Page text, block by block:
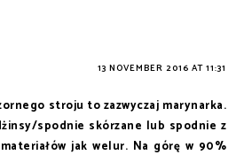
13 NOVEMBER 2016 AT 11:31
stroju to zazwyczaj marynarka.
spodnie skórzane lub spodnie z
jak welur. Na górę w 90%